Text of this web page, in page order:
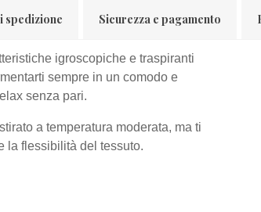
spedizione Sicurezza e pagamento
igroscopiche e traspiranti
sempre in un comodo e
senza pari.
a temperatura moderata, ma ti
la flessibilità del tessuto.